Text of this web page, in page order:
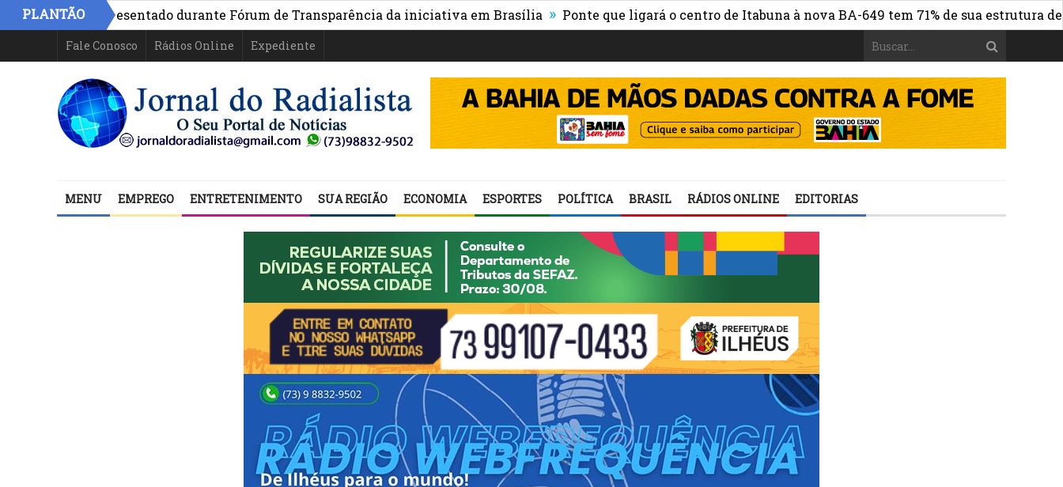
PLANTÃO
é apresentado durante Fórum de Transparência da iniciativa em Brasília » Ponte que ligará o centro de Itabuna à nova BA-649 tem 71% de sua estrutura de
Fale Conosco Rádios Online Expediente
MENU EMPREGO ENTRETENIMENTO SUA REGIÃO ECONOMIA ESPORTES POLÍTICA BRASIL RÁDIOS ONLINE EDITORIAS